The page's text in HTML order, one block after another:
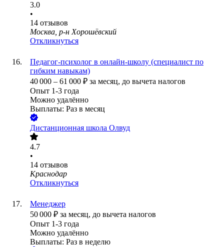
3.0
•
14 отзывов
Москва, р-н Хорошёвский
Откликнуться
Педагог-психолог в онлайн-школу (специалист по
гибким навыкам)
40 000 – 61 000 ₽ за месяц, до вычета налогов
Опыт 1-3 года
Можно удалённо
Выплаты: Раз в месяц
Дистанционная школа Олвуд
4.7
•
14 отзывов
Краснодар
Откликнуться
Менеджер
50 000 ₽ за месяц, до вычета налогов
Опыт 1-3 года
Можно удалённо
Выплаты: Раз в неделю